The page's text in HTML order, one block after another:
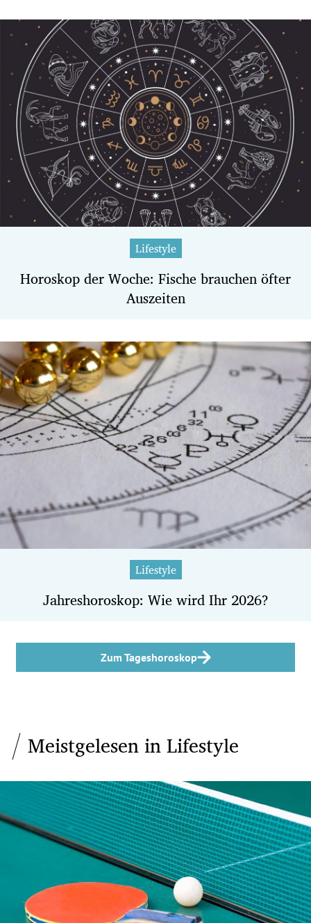
Lifestyle
Horoskop der Woche: Fische brauchen öfter
Auszeiten
Lifestyle
Jahreshoroskop: Wie wird Ihr 2026?
Zum Tageshoroskop
Meistgelesen in Lifestyle